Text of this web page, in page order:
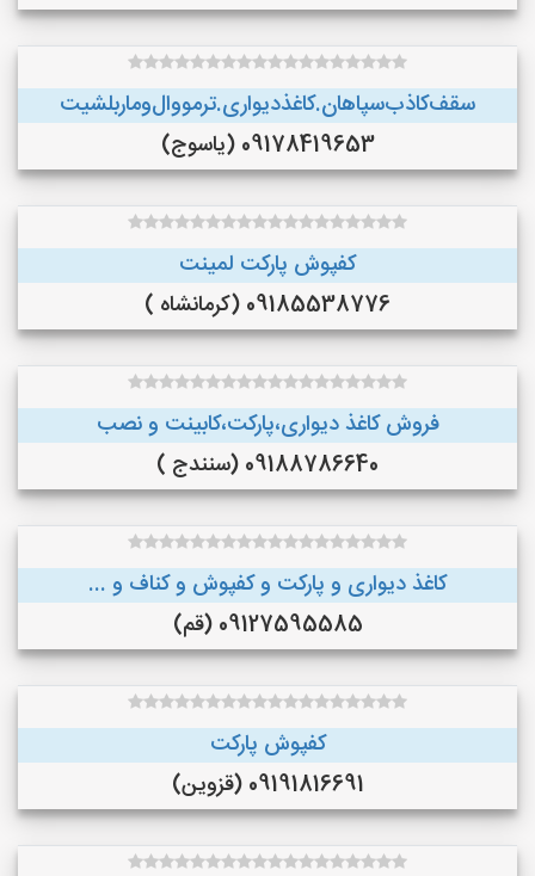
سقف‌کاذب‌سپاهان‌.کاغذ‌دیواری.ترمووال‌و‌ماربلشیت
09178419653 (یاسوج)
کفپوش پارکت لمینت
09185538776 (کرمانشاه )
فروش کاغذ دیواری،پارکت،کابینت و نصب
09188786640 (سنندج )
کاغذ دیواری و پارکت و کفپوش و کناف و ...
09127595585 (قم)
کفپوش پارکت
09191816691 (قزوین)